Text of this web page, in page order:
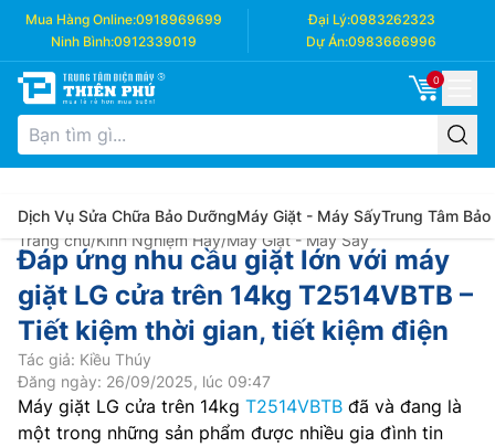
Mua Hàng Online:0918969699 Đại Lý:0983262323
Ninh Bình:0912339019 Dự Án:0983666996
0
Dịch Vụ Sửa Chữa Bảo DưỡngMáy Giặt - Máy SấyTrung Tâm Bảo
Trang chủ/Kinh Nghiệm Hay/Máy Giặt - Máy Sấy
Đáp ứng nhu cầu giặt lớn với máy
giặt LG cửa trên 14kg T2514VBTB –
Tiết kiệm thời gian, tiết kiệm điện
Tác giả: Kiều Thúy
Đăng ngày: 26/09/2025, lúc 09:47
Máy giặt LG cửa trên 14kg T2514VBTB đã và đang là
một trong những sản phẩm được nhiều gia đình tin